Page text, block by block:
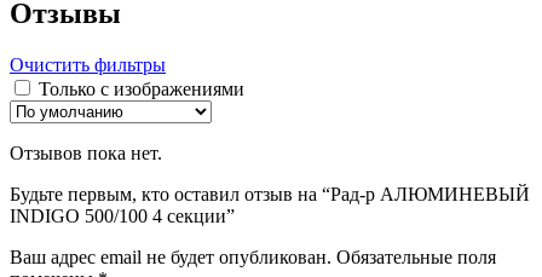
Отзывы
Очистить фильтры
Только с изображениями
Отзывов пока нет.
Будьте первым, кто оставил отзыв на “Рад-р АЛЮМИНЕВЫЙ
INDIGO 500/100 4 секции”
Ваш адрес email не будет опубликован. Обязательные поля